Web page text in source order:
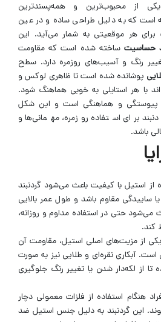
یکی از محبوب‌ترین و همه‌پسندترین
است که به دلیل طراحی ساده و در عین
هر موقعیتی به شمار می‌آید. این
حساسیت ساخته شده است که مقاومت
تغییر رنگ و آسیب‌های روزمره دارد. سطح
پوشانده شده است تا ظاهری لوکس و
با هر استایلی به خوبی هماهنگ شود.
پیوستگی و هماهنگی است و این شکل
برای استفاده روزمره، مهمانی‌ها و
باشد.
از استیل با کیفیت باعث می‌شود گردنبند
ساییدگی مقاوم باشد و طول عمر بالایی
می‌شود حتی در استفاده مداوم و روزانه،
کند.
یکی از مزیت‌های اصلی استیل، مقاومت آن
است. آبکاری نقره‌ای و طلایی نیز به صورت
از لکه‌دار شدن یا تغییر رنگ جلوگیری
هنگام استفاده از فلزات معمولی دچار
این گردنبند به دلیل جنس استیل ضد